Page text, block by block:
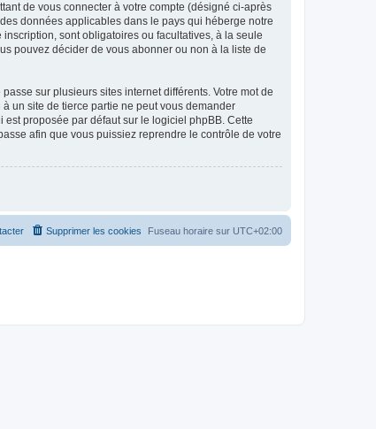
de vous connecter à votre compte (désigné ci-après
données applicables dans le pays qui héberge notre
sont obligatoires ou facultatives, à la seule
pouvez décider de vous abonner ou non à la liste de
sur plusieurs sites internet différents. Votre mot de
un site de tierce partie ne peut vous demander
est proposée par défaut sur le logiciel phpBB. Cette
afin que vous puissiez reprendre le contrôle de votre
Fuseau horaire sur UTC+02:00
Supprimer les cookies